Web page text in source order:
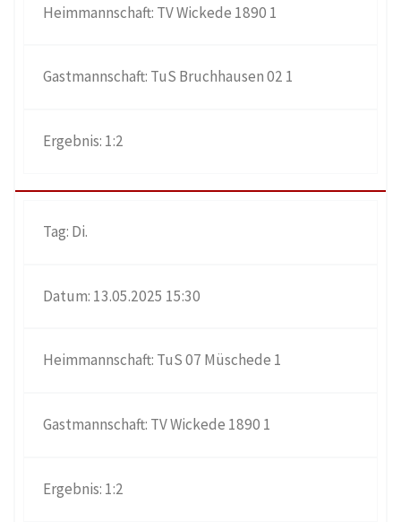
TV Wickede 1890 1
TuS Bruchhausen 02 1
1:2
Di.
13.05.2025 15:30
TuS 07 Müschede 1
TV Wickede 1890 1
1:2